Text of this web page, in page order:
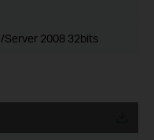
2008 32bits